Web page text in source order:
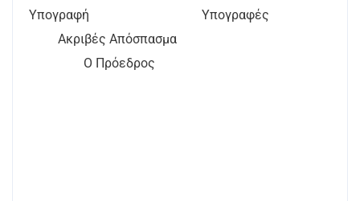
Υπογραφή Υπογραφές
Ακριβές Απόσπασμα
Ο Πρόεδρος